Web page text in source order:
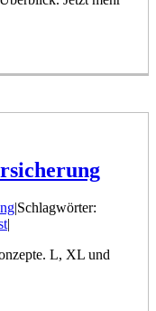
|Schlagwörter:
|
L, XL und